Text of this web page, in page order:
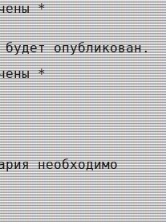
*
опубликован.
*
необходимо